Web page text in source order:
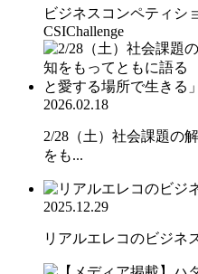
ビジネスコンペティシ
CSIChallenge
2026.02.18
2/28（土）社会課題の
をも...
2025.12.29
リアルエレコのビジネ